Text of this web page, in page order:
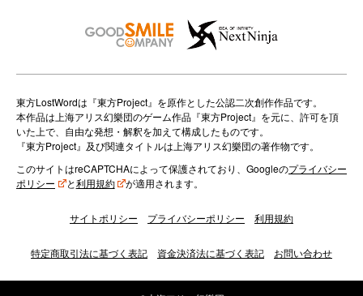
o
n
東方LostWordは『東方Project』を原作とした公認二次創作作品です。
本作品は上海アリス幻樂団のゲーム作品『東方Project』を元に、許可を頂
いた上で、自由な発想・解釈を加えて構成したものです。
『東方Project』及び関連タイトルは上海アリス幻樂団の著作物です。
このサイトはreCAPTCHAによって保護されており、Googleのプライバシー
ポリシー
と利用規約 が適用されます。
サイトポリシー プライバシーポリシー 利用規約
特定商取引法に基づく表記 資金決済法に基づく表記 お問い合わせ